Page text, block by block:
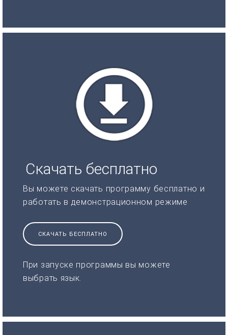
Скачать бесплатно
Вы можете скачать программу бесплатно и
работать в демонстрационном режиме
СКАЧАТЬ БЕСПЛАТНО
При запуске программы вы можете
выбрать язык.